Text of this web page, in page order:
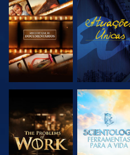
EXPLORAR A
SÉRIE
VER
EXPLORAR A
SÉRIE
EXPLORAR A
SÉRIE